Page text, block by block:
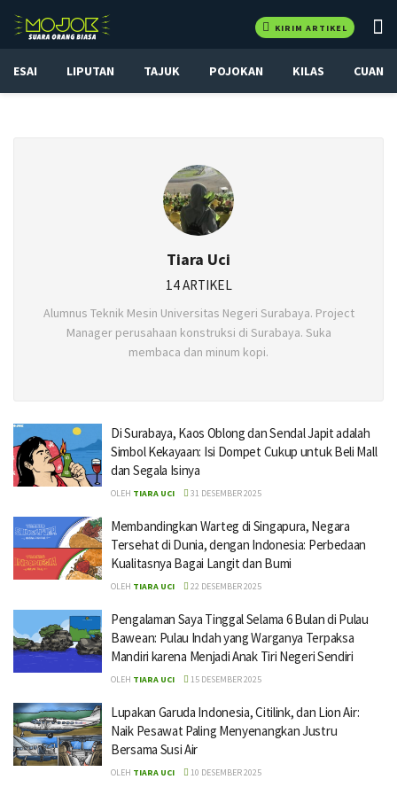
KIRIM ARTIKEL
ESAI LIPUTAN TAJUK POJOKAN KILAS CUAN
Tiara Uci
14 ARTIKEL
Alumnus Teknik Mesin Universitas Negeri Surabaya. Project
Manager perusahaan konstruksi di Surabaya. Suka
membaca dan minum kopi.
Di Surabaya, Kaos Oblong dan Sendal Japit adalah
Simbol Kekayaan: Isi Dompet Cukup untuk Beli Mall
dan Segala Isinya
OLEH TIARA UCI 31 DESEMBER 2025
Membandingkan Warteg di Singapura, Negara
Tersehat di Dunia, dengan Indonesia: Perbedaan
Kualitasnya Bagai Langit dan Bumi
OLEH TIARA UCI 22 DESEMBER 2025
Pengalaman Saya Tinggal Selama 6 Bulan di Pulau
Bawean: Pulau Indah yang Warganya Terpaksa
Mandiri karena Menjadi Anak Tiri Negeri Sendiri
OLEH TIARA UCI 15 DESEMBER 2025
Lupakan Garuda Indonesia, Citilink, dan Lion Air:
Naik Pesawat Paling Menyenangkan Justru
Bersama Susi Air
OLEH TIARA UCI 10 DESEMBER 2025